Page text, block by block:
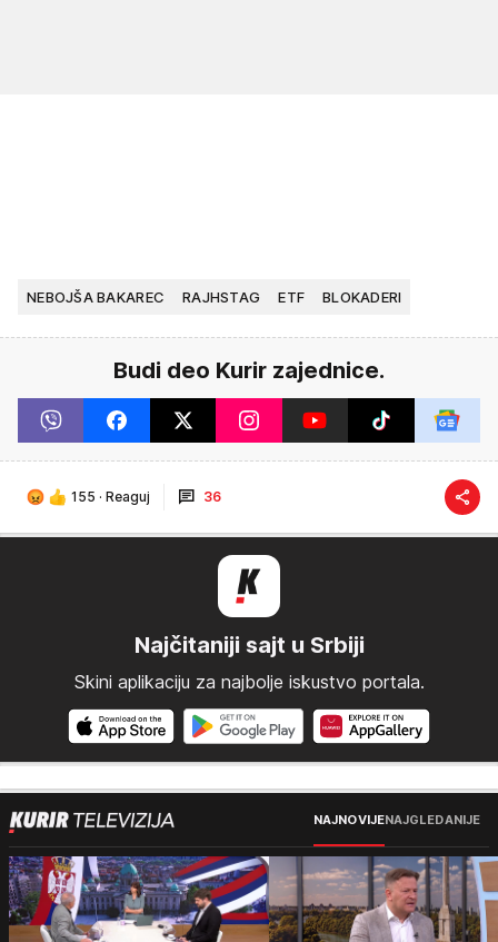
NEBOJŠA BAKAREC RAJHSTAG ETF BLOKADERI
Budi deo Kurir zajednice.
155 · Reaguj 36
Najčitaniji sajt u Srbiji
Skini aplikaciju za najbolje iskustvo portala.
NAJNOVIJENAJGLEDANIJE